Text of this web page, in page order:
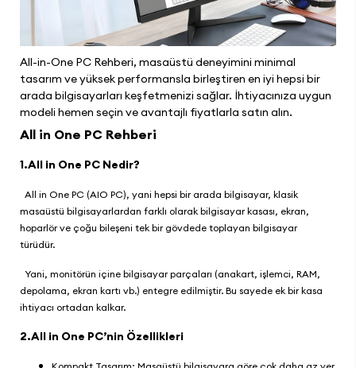
All-in-One PC Rehberi, masaüstü deneyimini minimal
tasarım ve yüksek performansla birleştiren en iyi hepsi bir
arada bilgisayarları keşfetmenizi sağlar. İhtiyacınıza uygun
modeli hemen seçin ve avantajlı fiyatlarla satın alın.
All in One PC Rehberi
1.All in One PC Nedir?
All in One PC (AIO PC), yani hepsi bir arada bilgisayar, klasik
masaüstü bilgisayarlardan farklı olarak bilgisayar kasası, ekran,
hoparlör ve çoğu bileşeni tek bir gövdede toplayan bilgisayar
türüdür.
Yani, monitörün içine bilgisayar parçaları (anakart, işlemci, RAM,
depolama, ekran kartı vb.) entegre edilmiştir. Bu sayede ek bir kasa
ihtiyacı ortadan kalkar.
2.All in One PC’nin Özellikleri